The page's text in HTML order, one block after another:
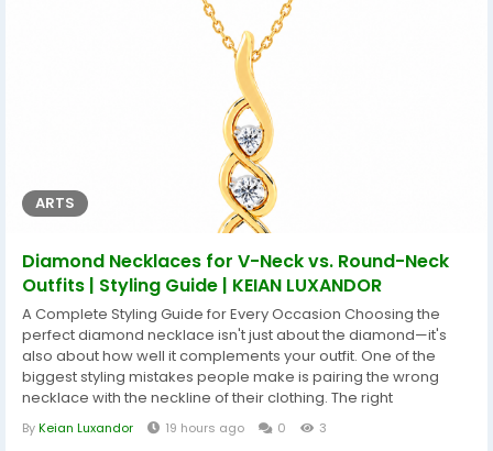
ARTS
Diamond Necklaces for V-Neck vs. Round-Neck
Outfits | Styling Guide | KEIAN LUXANDOR
A Complete Styling Guide for Every Occasion Choosing the
perfect diamond necklace isn't just about the diamond—it's
also about how well it complements your outfit. One of the
biggest styling mistakes people make is pairing the wrong
necklace with the neckline of their clothing. The right
combination can enhance your appearance, frame your face
beautifully, and create a balanced, elegant look. Among the
ByKeian Luxandor 19 hours ago 0 3